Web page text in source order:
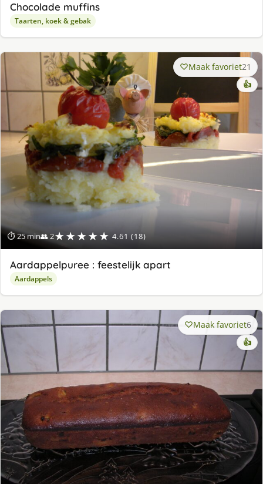
Chocolade muffins
Taarten, koek & gebak
⏱ 25 min👥 2★★★★★ 4.61 (18)
Maak favoriet21
👍
Aardappelpuree : feestelijk apart
Aardappels
Maak favoriet6
👍